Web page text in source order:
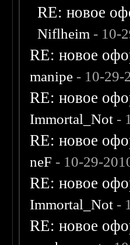
RE: новое
Niflheim - 10-
RE: новое
manipe - 10-29-
RE: новое
Immortal_Not -
RE: новое
neF - 10-29-
RE: новое
Immortal_Not -
RE: новое